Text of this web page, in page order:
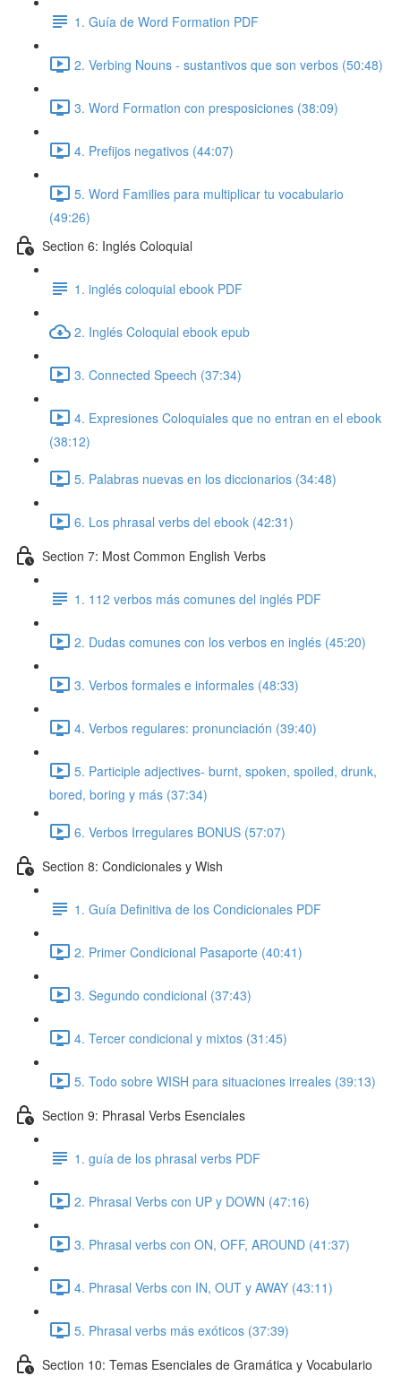
1. Guía de Word Formation PDF
2. Verbing Nouns - sustantivos que son verbos (50:48)
3. Word Formation con presposiciones (38:09)
4. Prefijos negativos (44:07)
5. Word Families para multiplicar tu vocabulario
(49:26)
Section 6: Inglés Coloquial
1. inglés coloquial ebook PDF
2. Inglés Coloquial ebook epub
3. Connected Speech (37:34)
4. Expresiones Coloquiales que no entran en el ebook
(38:12)
5. Palabras nuevas en los diccionarios (34:48)
6. Los phrasal verbs del ebook (42:31)
Section 7: Most Common English Verbs
1. 112 verbos más comunes del inglés PDF
2. Dudas comunes con los verbos en inglés (45:20)
3. Verbos formales e informales (48:33)
4. Verbos regulares: pronunciación (39:40)
5. Participle adjectives- burnt, spoken, spoiled, drunk,
bored, boring y más (37:34)
6. Verbos Irregulares BONUS (57:07)
Section 8: Condicionales y Wish
1. Guía Definitiva de los Condicionales PDF
2. Primer Condicional Pasaporte (40:41)
3. Segundo condicional (37:43)
4. Tercer condicional y mixtos (31:45)
5. Todo sobre WISH para situaciones irreales (39:13)
Section 9: Phrasal Verbs Esenciales
1. guía de los phrasal verbs PDF
2. Phrasal Verbs con UP y DOWN (47:16)
3. Phrasal verbs con ON, OFF, AROUND (41:37)
4. Phrasal Verbs con IN, OUT y AWAY (43:11)
5. Phrasal verbs más exóticos (37:39)
Section 10: Temas Esenciales de Gramática y Vocabulario